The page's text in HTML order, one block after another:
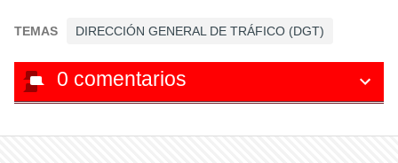
TEMAS DIRECCIÓN GENERAL DE TRÁFICO (DGT)
0 comentarios